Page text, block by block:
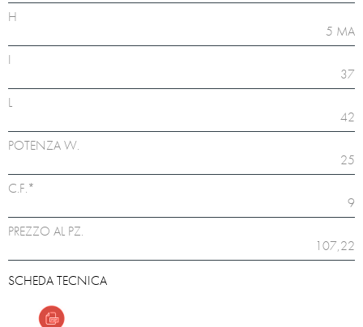
H
5 MA
I
37
L
42
POTENZA W.
25
C.F.*
9
PREZZO AL PZ.
107,22
SCHEDA TECNICA